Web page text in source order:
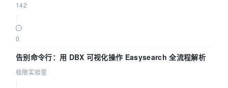
142
0
告别命令行：用 DBX 可视化操作 Easysearch 全流程解析
极限实验室